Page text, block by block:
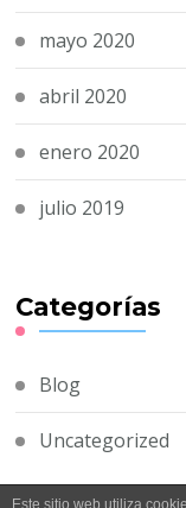
mayo 2020
abril 2020
enero 2020
julio 2019
Categorías
Blog
Uncategorized
Este sitio web utiliza